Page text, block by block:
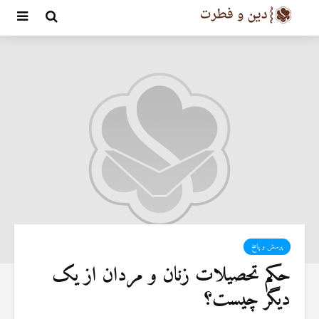
پرسش و پاسخ
حکم تحصیلات زنان و مردان از یک
دیگر چیست؟